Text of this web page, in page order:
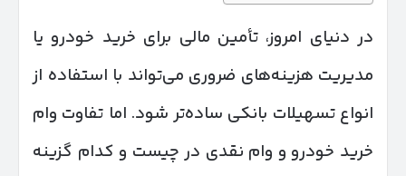
در دنیای امروز، تأمین مالی برای خرید خودرو یا
مدیریت هزینه‌های ضروری می‌تواند با استفاده از
انواع تسهیلات بانکی ساده‌تر شود. اما تفاوت وام
خرید خودرو و وام نقدی در چیست و کدام گزینه